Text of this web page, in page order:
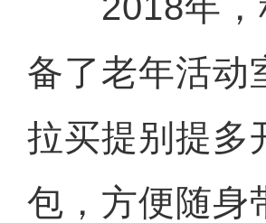
备了老年活动
拉买提别提多
包，方便随身